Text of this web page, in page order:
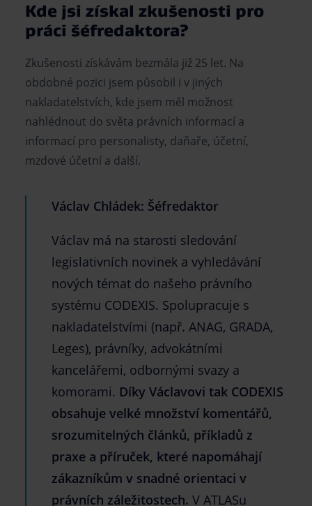
Kde jsi získal zkušenosti pro
práci šéfredaktora?
Zkušenosti získávám bezmála již 25 let. Na
obdobné pozici jsem působil i v jiných
nakladatelstvích, kde jsem měl možnost
nahlédnout do světa právních informací a
informací pro personalisty, daňaře, účetní,
mzdové účetní a další.
Václav Chládek: Šéfredaktor
Václav má na starosti sledování
legislativních novinek a vyhledávání
nových témat do našeho právního
systému CODEXIS. Spolupracuje s
nakladatelstvími (např. ANAG, GRADA,
Leges), právníky, advokátními
kancelářemi, odbornými svazy a
komorami. Díky Václavovi tak CODEXIS
obsahuje velké množství komentářů,
srozumitelných článků, příkladů z
praxe a příruček, které napomáhají
zákazníkům v snadné orientaci v
právních záležitostech. V ATLASu